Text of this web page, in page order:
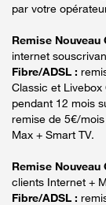
par votre
Remise Nouveau
internet
Fibre/ADSL :
Classic et Livebox
pendant 12 mois
remise de 5€/
Max + Smart TV.
Remise
clients Internet +
Fibre/ADSL :